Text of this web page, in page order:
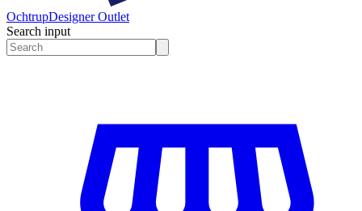
OchtrupDesigner Outlet
Search input